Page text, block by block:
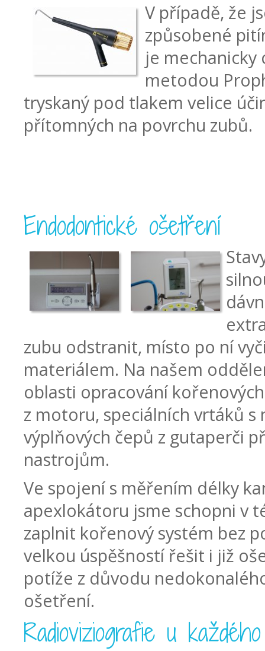
V případě, že
způsobené
je
metodou
tryskaný pod tlakem velice
přítomných na povrchu zubů.
Endodontické ošetření
zubu odstranit, místo po ní
materiálem. Na našem
oblasti opracování
z motoru, speciálních vrtáků
výplňových čepů z gutaperči
nastrojům.
Ve spojení s měřením délky
apexlokátoru jsme schopni v
zaplnit kořenový systém bez
velkou úspěšností řešit i již
potíže z důvodu
ošetření.
Radioviziografie u